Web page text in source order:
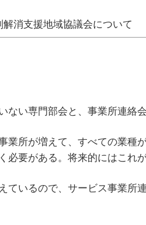
解消支援地域協議会について
ない専門部会と、事業所連絡
業所が増えて、すべての業
必要がある。将来的にはこれ
ているので、サービス事業所